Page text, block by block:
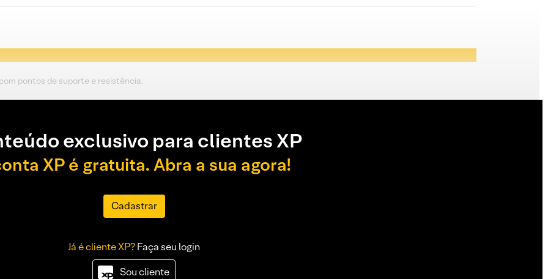
pontos de suporte e resistência.
exclusivo para clientes XP
XP é gratuita. Abra a sua agora!
Cadastrar
Já é cliente XP?Faça seu login
Sou cliente